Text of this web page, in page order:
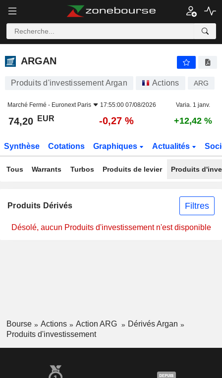
ARGAN
ARGAN
Produits d'investissement Argan Actions ARG
Marché Fermé - Euronext Paris 17:55:00 07/08/2026 Varia. 1 janv.
74,20 EUR -0,27 % +12,42 %
Synthèse Cotations Graphiques Actualités
Tous Warrants Turbos Produits de levier Produits
Produits Dérivés Filtres
Désolé, aucun Produits d'investissement n'est disponible
Bourse Actions Action ARG
Dérivés Argan
Produits d'investissement